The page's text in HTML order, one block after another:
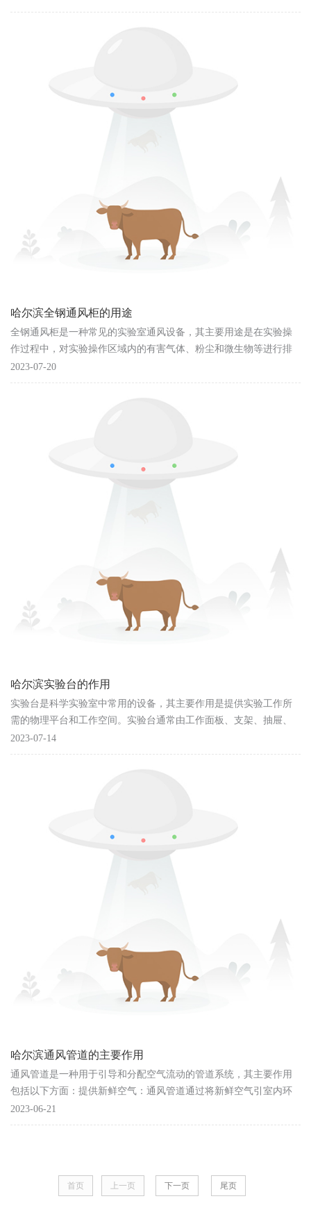
为700-......
哈尔滨全钢通风柜的用途
全钢通风柜是一种常见的实验室通风设备，其主要用途是在实验操
作过程中，对实验操作区域内的有害气体、粉尘和微生物等进行排
放和过滤，保护实验人员和实验环境的安全和卫生。具体来说，全
钢通风柜的主要用途包括：保......
2023-07-20
哈尔滨实验台的作用
实验台是科学实验室中常用的设备，其主要作用是提供实验工作所
需的物理平台和工作空间。实验台通常由工作面板、支架、抽屉、
电源插座、照明设备等组成，可以为实验人员提供一个稳定、安
全、整洁的工作环境，同时也可......
2023-07-14
哈尔滨通风管道的主要作用
通风管道是一种用于引导和分配空气流动的管道系统，其主要作用
包括以下方面：提供新鲜空气：通风管道通过将新鲜空气引室内环
境，可以有效改善室内空气质量。新鲜空气含有更高浓度的氧气，
有利于人体呼吸和健康。通风......
2023-06-21
首页 上一页 下一页 尾页